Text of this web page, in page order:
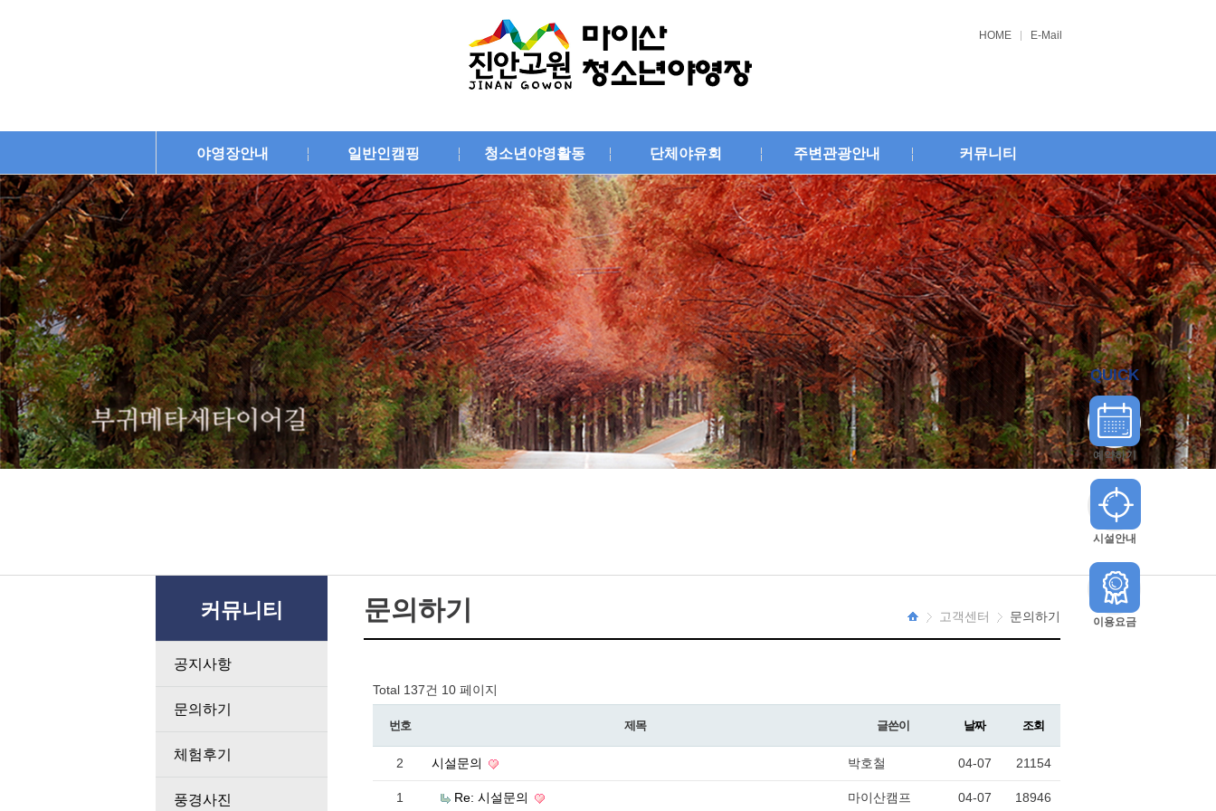
HOME E-Mail
야영장안내 일반인캠핑 청소년야영활동 단체야유회 주변관광안내 커뮤니티
커뮤니티
공지사항
문의하기
체험후기
풍경사진
문의하기 고객센터 문의하기
Total 137건 10 페이지
번호 제목 글쓴이 날짜 조회
2 시설문의 박호철 04-07 21154
1 Re: 시설문의 마이산캠프 04-07 18946
QUICK
예약하기
시설안내
이용요금